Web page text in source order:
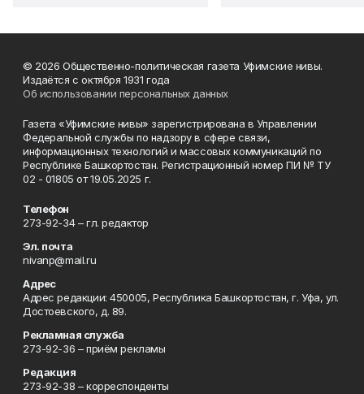
© 2026 Общественно-политическая газета Уфимские нивы.
Издаётся с октября 1931 года
Об использовании персональных данных
Газета «Уфимские нивы» зарегистрирована в Управлении
Федеральной службы по надзору в сфере связи,
информационных технологий и массовых коммуникаций по
Республике Башкортостан. Регистрационный номер ПИ № ТУ
02 - 01805 от 19.05.2025 г.
Телефон
273-92-34 – гл. редактор
Эл. почта
nivanp@mail.ru
Адрес
Адрес редакции: 450005, Республика Башкортостан, г. Уфа, ул.
Достоевского, д. 89.
Рекламная служба
273-92-36 – приём рекламы
Редакция
273-92-38 – корреспонденты